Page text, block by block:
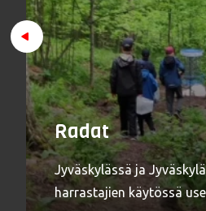
Radat
Jyväskylässä ja
harrastajien käytössä